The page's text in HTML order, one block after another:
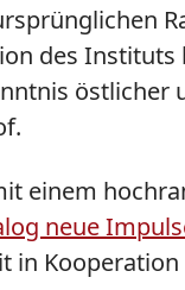
des
einem
neue
in